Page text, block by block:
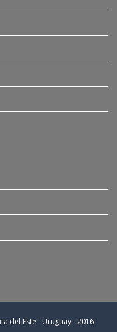
del Este - Uruguay - 2016